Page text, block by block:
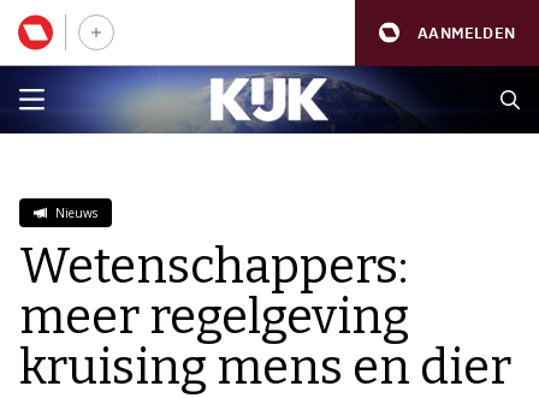
AANMELDEN
Nieuws
Wetenschappers:
meer regelgeving
kruising mens en dier